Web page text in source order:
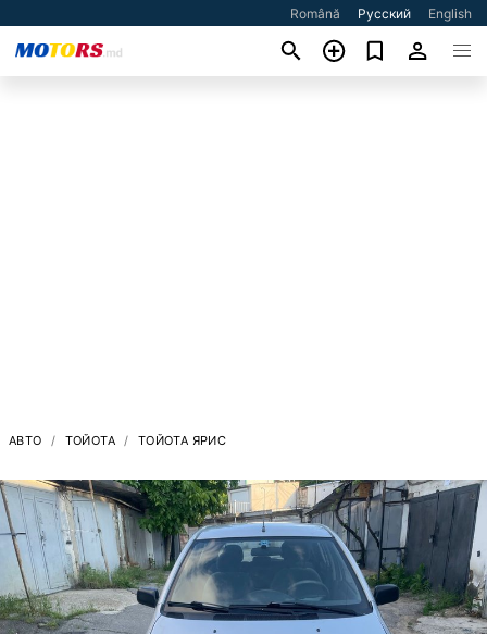
Română Русский English
АВТО ТОЙОТА ТОЙОТА ЯРИС